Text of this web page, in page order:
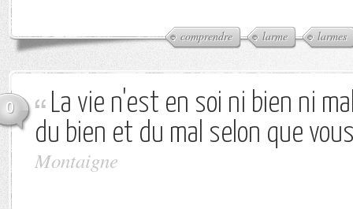
comprendre larme larmes
0
La vie n'est en soi ni bien ni
du bien et du mal selon que
Montaigne